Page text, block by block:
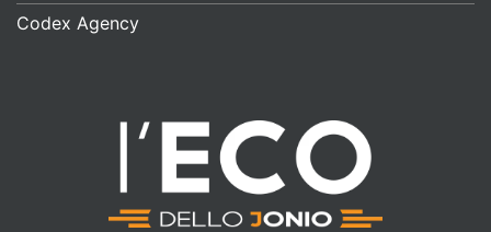
Codex Agency